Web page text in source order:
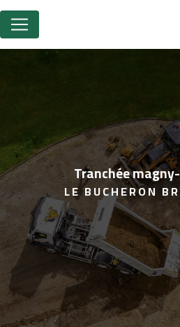
tranchée
LE BUCHERON
Panneau de gestion des cookies